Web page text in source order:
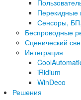
Перекидные
Сенсоры,
Беспроводные
Сценический
Интеграция
iRidium
WinDeco
Решения